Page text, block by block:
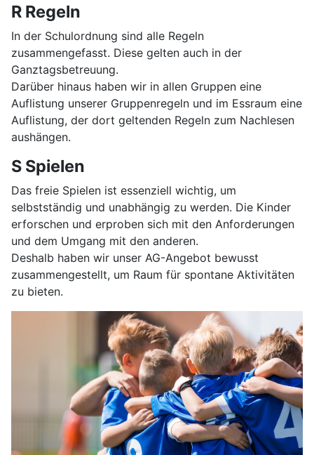
R Regeln
In der Schulordnung sind alle Regeln
zusammengefasst. Diese gelten auch in der
Ganztagsbetreuung.
Darüber hinaus haben wir in allen Gruppen eine
Auflistung unserer Gruppenregeln und im Essraum eine
Auflistung, der dort geltenden Regeln zum Nachlesen
aushängen.
S Spielen
Das freie Spielen ist essenziell wichtig, um
selbstständig und unabhängig zu werden. Die Kinder
erforschen und erproben sich mit den Anforderungen
und dem Umgang mit den anderen.
Deshalb haben wir unser AG-Angebot bewusst
zusammengestellt, um Raum für spontane Aktivitäten
zu bieten.